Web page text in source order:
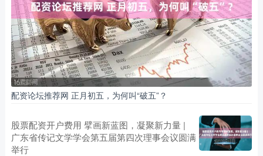
配资论坛推荐网 正月初五，为何叫“破五”？
股票配资开户费用 擘画新蓝图，凝聚新力量 |
广东省传记文学学会第五届第四次理事会议圆满
举行